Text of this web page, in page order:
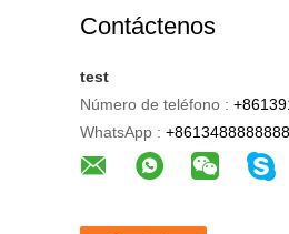
Contáctenos
test
Número de teléfono :
WhatsApp : +8613488888888